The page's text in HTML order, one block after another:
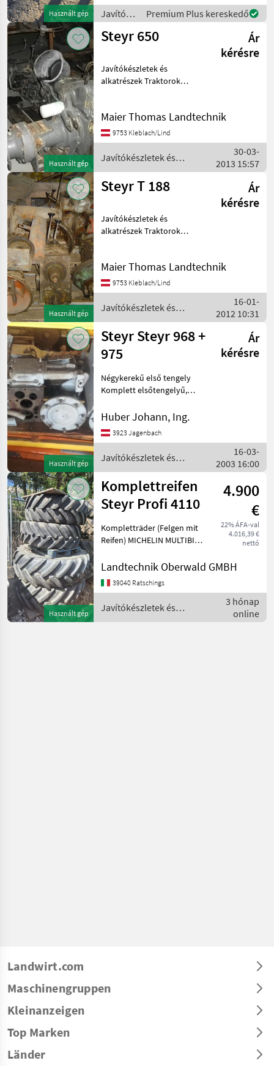
Használt gép
Javítókészletek
és
alkatrészek
Premium Plus kereskedő
Használt gép
Steyr 650
Ár
kérésre
Javítókészletek és
alkatrészek Traktorok
Maier Thomas Landtechnik
9753 Kleblach/Lind
Javítókészletek és
alkatrészek / Steyr
30-03-
2013 15:57
Használt gép
Steyr T 188
Ár
kérésre
Javítókészletek és
alkatrészek Traktorok
Maier Thomas Landtechnik
9753 Kleblach/Lind
Javítókészletek és
alkatrészek / Steyr
16-01-
2012 10:31
Használt gép
Steyr Steyr 968 +
975
Ár
kérésre
Négykerekű első tengely
Komplett elsőtengelyű,
tengelykapcsoló,
sebességváltó komplett
vagy részben, hátsó tengely
tartál
Huber Johann, Ing.
3923 Jagenbach
Javítókészletek és
alkatrészek / Steyr
16-03-
2003 16:00
Használt gép
Komplettreifen
Steyr Profi 4110
4.900
€
22% ÁFA-val
4.016,39 €
nettó
Kompletträder (Felgen mit
Reifen) MICHELIN MULTIBIB,
Profil, 440/65R28 90% Profil
Javítókészletek és
Landtechnik Oberwald GMBH
39040 Ratschings
Javítókészletek és
alkatrészek / Steyr
3 hónap
online
Landwirt.com
Maschinengruppen
Kleinanzeigen
Top Marken
Länder